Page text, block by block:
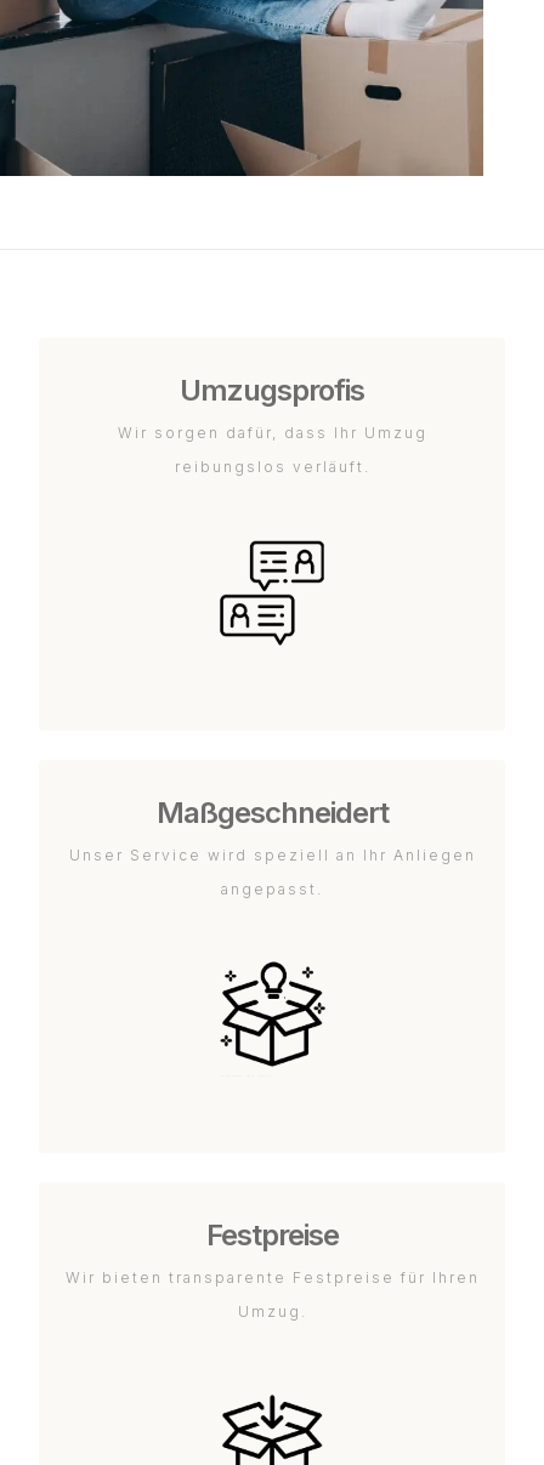
Umzugsprofis
Wir sorgen dafür, dass Ihr Umzug
reibungslos verläuft.
Maßgeschneidert
Unser Service wird speziell an Ihr Anliegen
angepasst.
Festpreise
Wir bieten transparente Festpreise für Ihren
Umzug.